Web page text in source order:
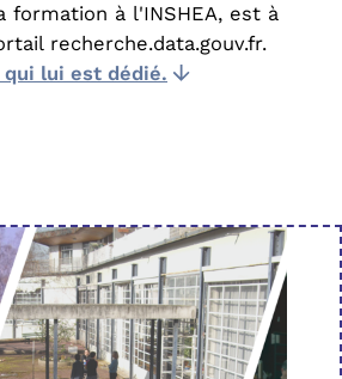
formation à l'INSHEA, est à
recherche.data.gouv.fr.
lui est dédié.